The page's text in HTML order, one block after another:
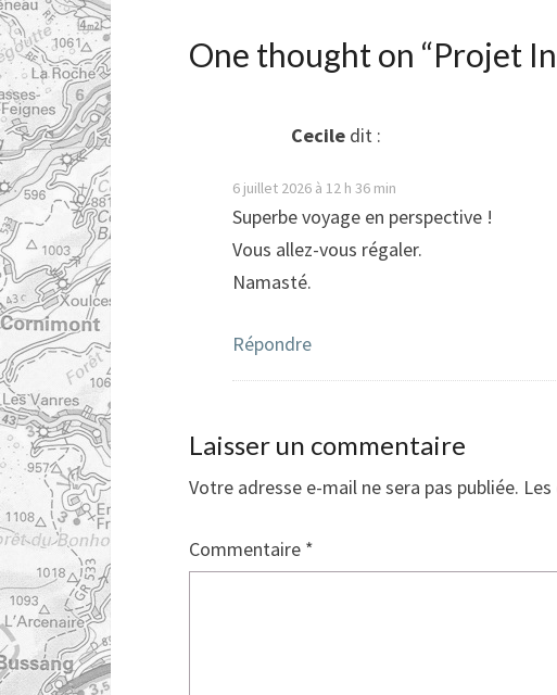
One thought on “Projet
Cecile dit :
6 juillet 2026 à 12 h 36 min
Superbe voyage en perspective !
Vous allez-vous régaler.
Namasté.
Répondre
Laisser un commentaire
Votre adresse e-mail ne sera pas publiée.
Commentaire *